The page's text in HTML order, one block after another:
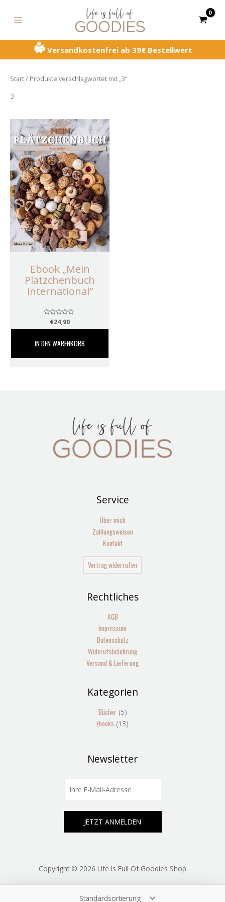
Inhalt
MENU
Versandkostenfrei ab 39€ Bestellwert
Start/ Produkte verschlagwortet mit „3“
3
Ebook „Mein
Plätzchenbuch
international“
Bewertet
mit
5
€24,90
IN DEN WARENKORB
Service
Über mich
Zahlungsweisen
Kontakt
Vertrag widerrufen
Rechtliches
AGB
Impressum
Datenschutz
Widerufsbelehrung
Versand & Lieferung
Kategorien
Bücher 5
5
Ebooks 13
13
Newsletter
m
JETZT ANMELDEN
Copyright © 2026 Life Is Full Of Goodies Shop